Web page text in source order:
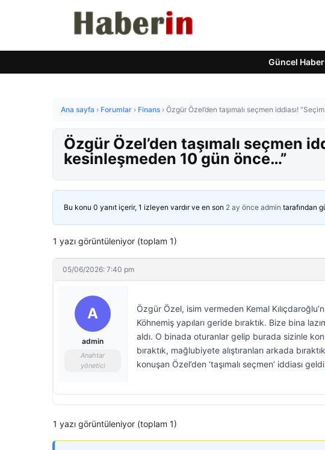
Güncel
Ana sayfa › Forumlar › Finans › Özgür Özel’den taşımalı seçmen iddiası!
Özgür Özel’den taşımalı seçmen
kesinleşmeden 10 gün önce…”
Bu konu 0 yanıt içerir, 1 izleyen vardır ve en son 2 ay önce admin tarafından
1 yazı görüntüleniyor (toplam 1)
05/06/2026: 7:40 pm
A
admin
Anahtar
yönetici
Özgür Özel, isim vermeden Kemal
Köhnemiş yapıları geride bıraktık. Bize bina
aldı. O binada oturanlar gelip burada sizinle
bıraktık, mağlubiyete alıştıranları arkada
konuşan Özel’den ‘taşımalı seçmen’ iddiası
1 yazı görüntüleniyor (toplam 1)